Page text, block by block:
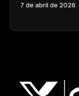
empresariais
7 de abril de 2026